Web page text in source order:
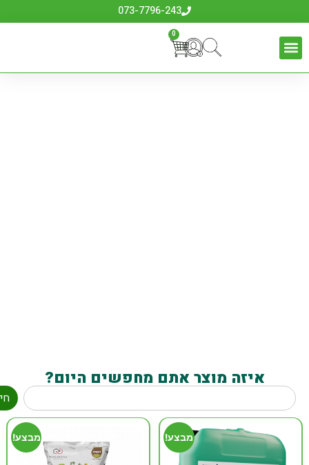
073-7796-243
0
איזה מוצר אתם מחפשים היום?
מבצע! מבצע!